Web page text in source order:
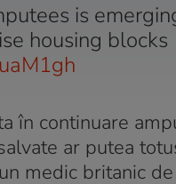
is
housing blocks
în continuare
ar putea
medic britanic